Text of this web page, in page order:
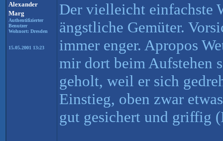
Alexander
Marg
Authentifizierter
Benutzer
Wohnort: Dresden
15.05.2001 13:23
Der vielleicht einfachste
ängstliche Gemüter.
immer enger. Apropos
mir dort beim Aufstehen
geholt, weil er sich
Einstieg, oben zwar
gut gesichert und griffig